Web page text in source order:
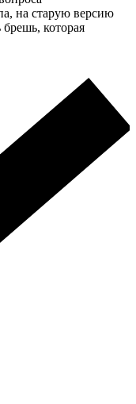
на старую версию
брешь, которая